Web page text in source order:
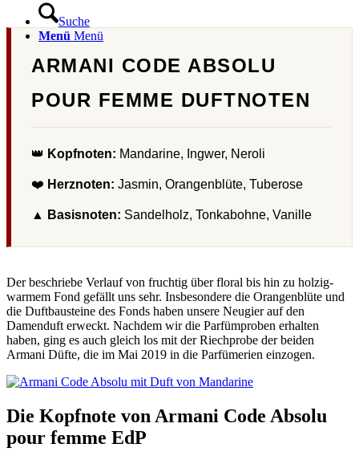
Suche
Menü Menü
ARMANI CODE ABSOLU
POUR FEMME DUFTNOTEN
👑 Kopfnoten: Mandarine, Ingwer, Neroli
❤️ Herznoten: Jasmin, Orangenblüte, Tuberose
▲ Basisnoten: Sandelholz, Tonkabohne, Vanille
Der beschriebe Verlauf von fruchtig über floral bis hin zu holzig-
warmem Fond gefällt uns sehr. Insbesondere die Orangenblüte und
die Duftbausteine des Fonds haben unsere Neugier auf den
Damenduft erweckt. Nachdem wir die Parfümproben erhalten
haben, ging es auch gleich los mit der Riechprobe der beiden
Armani Düfte, die im Mai 2019 in die Parfümerien einzogen.
Die Kopfnote von Armani Code Absolu
pour femme EdP